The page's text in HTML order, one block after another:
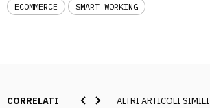
ECOMMERCE SMART WORKING
CORRELATI ALTRI ARTICOLI SIMILI